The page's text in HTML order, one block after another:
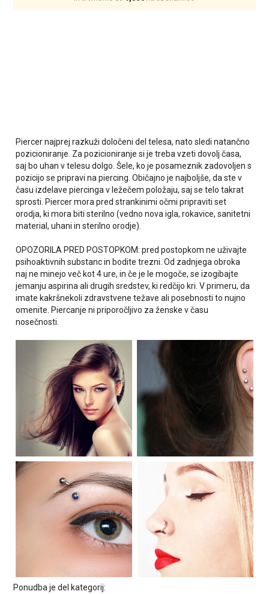
Piercer najprej razkuži določeni del telesa, nato sledi natančno
pozicioniranje. Za pozicioniranje si je treba vzeti dovolj časa,
saj bo uhan v telesu dolgo. Šele, ko je posameznik zadovoljen s
pozicijo se pripravi na piercing. Običajno je najboljše, da ste v
času izdelave piercinga v ležečem položaju, saj se telo takrat
sprosti. Piercer mora pred strankinimi očmi pripraviti set
orodja, ki mora biti sterilno (vedno nova igla, rokavice, sanitetni
material, uhani in sterilno orodje).
OPOZORILA PRED POSTOPKOM: pred postopkom ne uživajte
psihoaktivnih substanc in bodite trezni. Od zadnjega obroka
naj ne minejo več kot 4 ure, in če je le mogoče, se izogibajte
jemanju aspirina ali drugih sredstev, ki redčijo kri. V primeru, da
imate kakršnekoli zdravstvene težave ali posebnosti to nujno
omenite. Piercanje ni priporočljivo za ženske v času
nosečnosti.
Ponudba je del kategorij: